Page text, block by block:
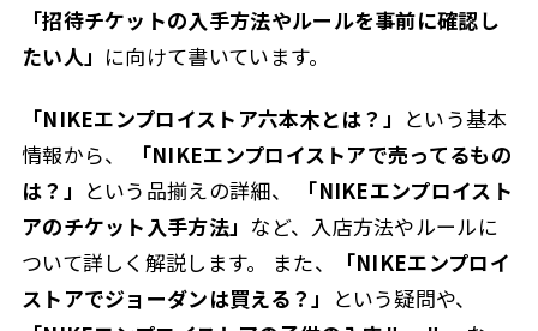
「招待チケットの入手方法やルールを事前に確認し
たい人」 に向けて書いています。
「NIKEエンプロイストア六本木とは？」 という基本
情報から、
「NIKEエンプロイストアで売ってるもの
は？」 という品揃えの詳細、
「NIKEエンプロイスト
アのチケット入手方法」 など、入店方法やルールに
ついて詳しく解説します。 また、
「NIKEエンプロイ
ストアでジョーダンは買える？」 という疑問や、